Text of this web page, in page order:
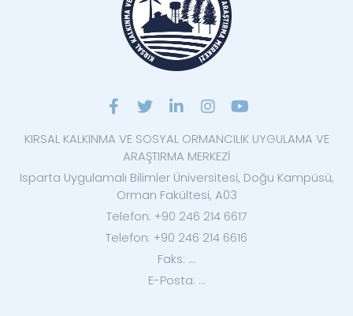
KIRSAL KALKINMA VE SOSYAL ORMANCILIK UYGULAMA VE
ARAŞTIRMA MERKEZİ
Isparta Uygulamalı Bilimler Üniversitesi, Doğu Kampüsü,
Orman Fakültesi, A03
Telefon: +90 246 214 6617
Telefon: +90 246 214 6616
Faks: ...
E-Posta: ...